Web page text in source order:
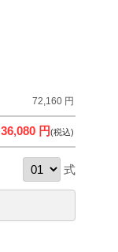
72,160 円
36,080 円(税込)
式